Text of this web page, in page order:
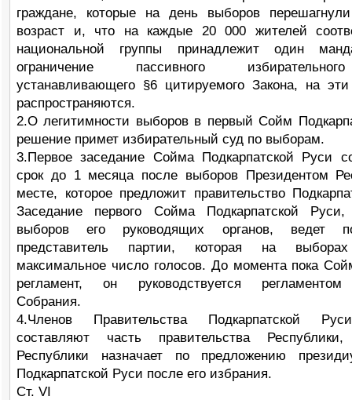
граждане, которые на день выборов
возраст и, что на каждые 20 000 жителей
национальной группы принадлежит один
ограничение пассивного
устанавливающего §6 цитируемого Закона, на
распространяются.
2.О легитимности выборов в первый Сойм
решение примет избирательный суд по выборам.
3.Первое заседание Сойма Подкарпатской Руси
срок до 1 месяца после выборов Президентом
месте, которое предложит правительство
Заседание первого Сойма Подкарпатской
выборов его руководящих органов, ведет
представитель партии, которая на
максимальное число голосов. До момента пока
регламент, он руководствуется регламентом
Собрания.
4.Членов Правительства Подкарпатской
составляют часть правительства
Республики назначает по предложению
Подкарпатской Руси после его избрания.
Ст. VI